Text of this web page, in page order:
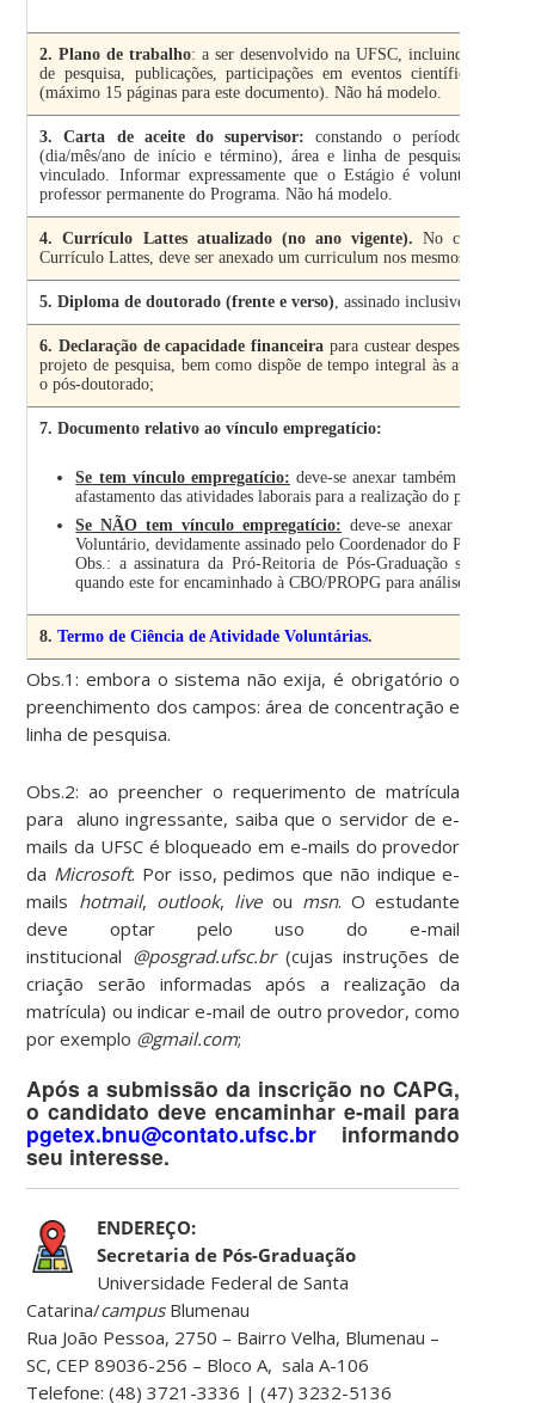
2. Plano de trabalho: a ser desenvolvido na UFSC, incluindo
de pesquisa, publicações, participações em eventos científicos e
(máximo 15 páginas para este documento). Não há modelo.
3. Carta de aceite do supervisor: constando o período
(dia/mês/ano de início e término), área e linha de pesquisa do
vinculado. Informar expressamente que o Estágio é voluntário. O
professor permanente do Programa. Não há modelo.
4. Currículo Lattes atualizado (no ano vigente). No caso de
Currículo Lattes, deve ser anexado um curriculum nos mesmos moldes
5. Diploma de doutorado (frente e verso) , assinado inclusive pelo
6. Declaração de capacidade financeira para custear despesas
projeto de pesquisa, bem como dispõe de tempo integral às atividades
o pós-doutorado;
7. Documento relativo ao vínculo empregatício:
Se tem vínculo empregatício: deve-se anexar também
afastamento das atividades laborais para a realização do pós-doc;
Se NÃO tem vínculo empregatício: deve-se anexar também
Voluntário, devidamente assinado pelo Coordenador do Programa,
Obs.: a assinatura da Pró-Reitoria de Pós-Graduação será
quando este for encaminhado à CBO/PROPG para análise.
8.Termo de Ciência de Atividade Voluntárias.
Obs.1: embora o sistema não exija, é obrigatório o
preenchimento dos campos: área de concentração e
linha de pesquisa.
Obs.2: ao preencher o requerimento de matrícula
para aluno ingressante, saiba que o servidor de e-
mails da UFSC é bloqueado em e-mails do provedor
da Microsoft. Por isso, pedimos que não indique e-
mails hotmail, outlook, liveou msn. O estudante
deve optar pelo uso do e-mail
institucional @posgrad.ufsc.br(cujas instruções de
criação serão informadas após a realização da
matrícula) ou indicar e-mail de outro provedor, como
por exemplo @gmail.com;
Após a submissão da inscrição no CAPG,
o candidato deve encaminhar e-mail para
pgetex.bnu@contato.ufsc.br informando
seu interesse.
ENDEREÇO:
Secretaria de Pós-Graduação
Universidade Federal de Santa
Catarina/campusBlumenau
Rua João Pessoa, 2750 – Bairro Velha, Blumenau –
SC, CEP 89036-256 – Bloco A, sala A-106
Telefone: (48) 3721-3336 | (47) 3232-5136